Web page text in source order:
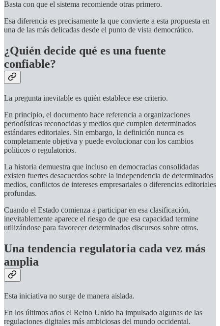
Basta con que el sistema recomiende otras primero.
Esa diferencia es precisamente la que convierte a esta propuesta en
una de las más delicadas desde el punto de vista democrático.
¿Quién decide qué es una fuente
confiable?
La pregunta inevitable es quién establece ese criterio.
En principio, el documento hace referencia a organizaciones
periodísticas reconocidas y medios que cumplen determinados
estándares editoriales. Sin embargo, la definición nunca es
completamente objetiva y puede evolucionar con los cambios
políticos o regulatorios.
La historia demuestra que incluso en democracias consolidadas
existen fuertes desacuerdos sobre la independencia de determinados
medios, conflictos de intereses empresariales o diferencias editoriales
profundas.
Cuando el Estado comienza a participar en esa clasificación,
inevitablemente aparece el riesgo de que esa capacidad termine
utilizándose para favorecer determinados discursos sobre otros.
Una tendencia regulatoria cada vez más
amplia
Esta iniciativa no surge de manera aislada.
En los últimos años el Reino Unido ha impulsado algunas de las
regulaciones digitales más ambiciosas del mundo occidental.